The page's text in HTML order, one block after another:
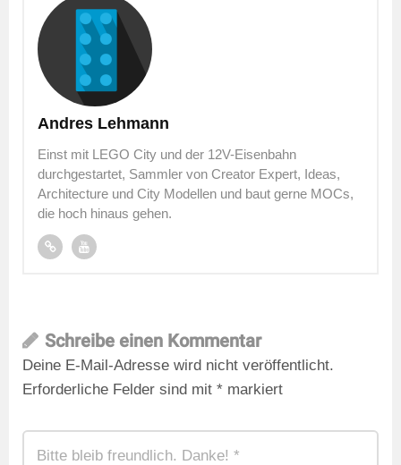
Andres Lehmann
Einst mit LEGO City und der 12V-Eisenbahn
durchgestartet, Sammler von Creator Expert, Ideas,
Architecture und City Modellen und baut gerne MOCs,
die hoch hinaus gehen.
Schreibe einen Kommentar
Deine E-Mail-Adresse wird nicht veröffentlicht.
Erforderliche Felder sind mit * markiert